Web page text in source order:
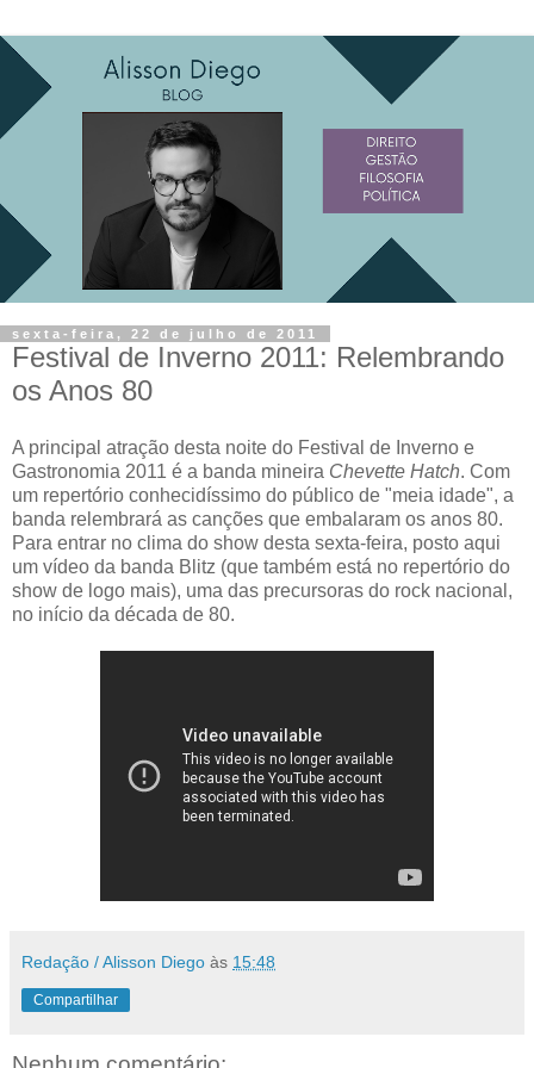
sexta-feira, 22 de julho de 2011
Festival de Inverno 2011: Relembrando
os Anos 80
A principal atração desta noite do Festival de Inverno e
Gastronomia 2011 é a banda mineira Chevette Hatch. Com
um repertório conhecidíssimo do público de "meia idade", a
banda relembrará as canções que embalaram os anos 80.
Para entrar no clima do show desta sexta-feira, posto aqui
um vídeo da banda Blitz (que também está no repertório do
show de logo mais), uma das precursoras do rock nacional,
no início da década de 80.
Redação / Alisson Diego às 15:48
Compartilhar